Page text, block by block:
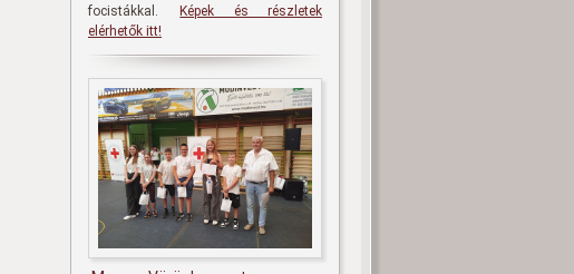
focistákkal.
Képek és részletek
elérhetők itt!